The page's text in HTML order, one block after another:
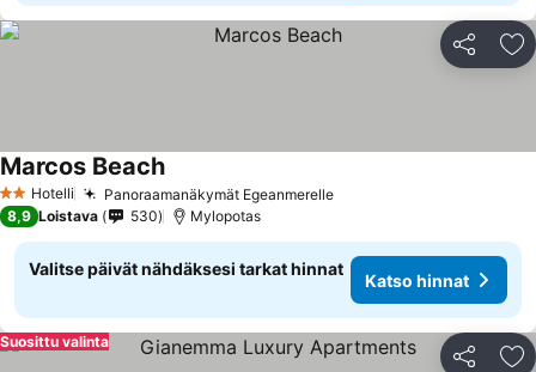
Jaa
2 Tähtiluokitus
Hotelli Panoraamanäkymät Egeanmerelle
Marcos Beach
8,9 Loistava 530 Mylopotas
Valitse päivät nähdäksesi tarkat hinnat
Katso hinnat
Jaa
Suosittu valinta